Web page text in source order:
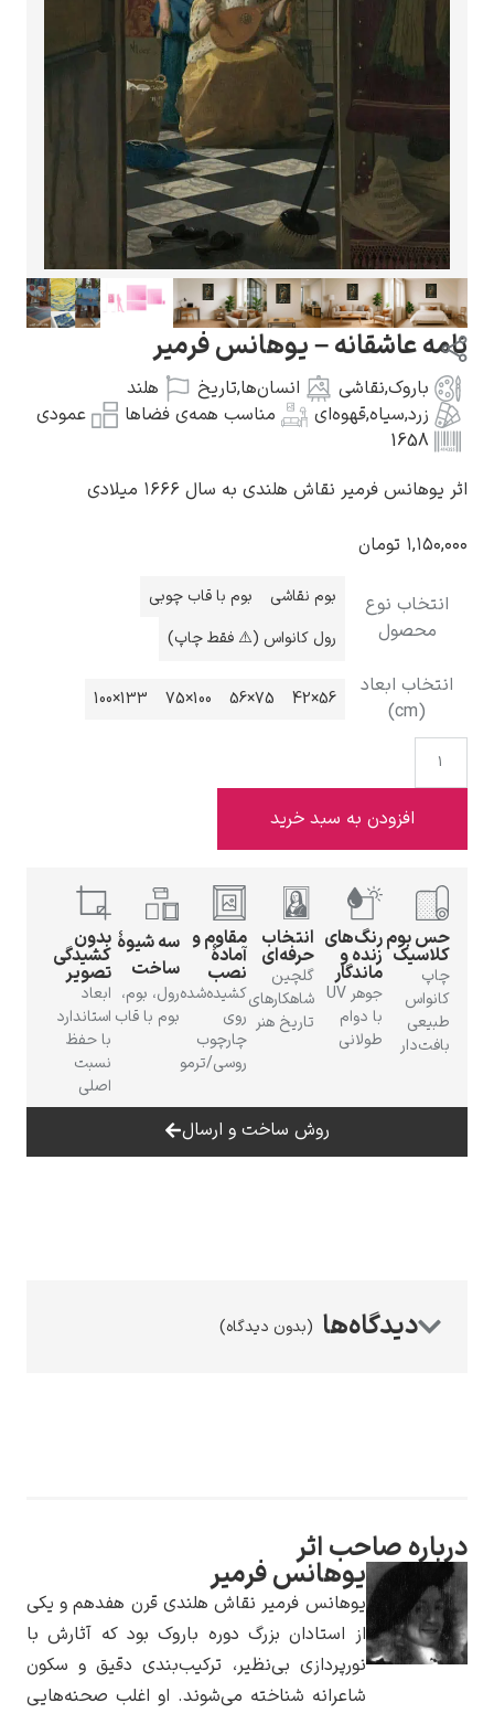
گوستاو کلیمت
ادوارد مونک
ادوارد هاپر
لودویگ دویچ
یوهانس فرمیر
پرفروش‌ترین
عاشقانه – یوهانس فرمیر
,نقاشی انسان‌ها, تاریخ
هلند
سیاه,قهوه‌ای مناسب همه‌ی فضاها
عمودی
فرمیر نقاش هلندی به سال ۱۶۶۶ میلادی
تومان
نوع
بوم نقاشی
بوم با قاب چوبی
رول کانواس (⚠️ فقط چاپ)
ابعاد
56×42
75×56
100×75
133×100
افزودن به سبد خرید
رنگ‌های
زنده و
ماندگار
جوهر UV
با دوام
طولانی
انتخاب
حرفه‌ای
گلچین
شاهکارهای
تاریخ هنر
مقاوم و
آمادهٔ
نصب
کشیده‌شده
روی
چارچوب
سه شیوهٔ
ساخت
رول، بوم،
بوم با قاب
بدون
کشیدگی
تصویر
ابعاد
استاندارد
نسبت
روش ساخت و ارسال
(بدون دیدگاه)
صاحب اثر
یوهانس فرمیر
یوهانس فرمیر نقاش هلندی قرن هفدهم و یکی
از استادان بزرگ دوره باروک بود که آثارش با
نورپردازی بی‌نظیر، ترکیب‌بندی دقیق و سکون
شاعرانه شناخته می‌شوند. او اغلب صحنه‌هایی